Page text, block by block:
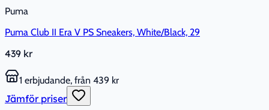
Puma
Puma Club II Era V PS Sneakers, White/Black, 29
439 kr
1 erbjudande, från 439 kr
Jämför priser